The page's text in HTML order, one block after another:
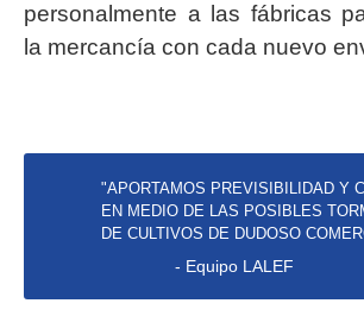
personalmente a las fábricas
la mercancía con cada nuevo
"APORTAMOS PREVISIBILIDAD Y
EN MEDIO DE LAS POSIBLES
DE CULTIVOS DE DUDOSO
- Equipo LALEF